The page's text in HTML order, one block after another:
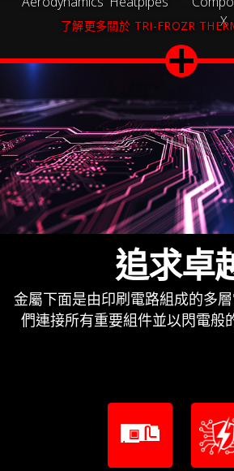
X
了解更多關於 TRI-FROZR
追求卓
金屬下面是由印刷電路組成的多
們連接所有重要組件並以閃電般